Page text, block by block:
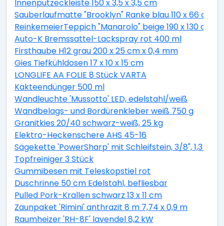
Innenputzeckleiste 150 x 3,5 x 3,5 cm
Sauberlaufmatte "Brooklyn" Ranke blau 110 x 66 cm
ReinkemeierTeppich "Manarolo" beige 190 x 130 cm
Auto-K Bremssattel-Lackspray rot 400 ml
Firsthaube H12 grau 200 x 25 cm x 0,4 mm
Gies Tiefkühldosen 17 x 10 x 15 cm
LONGLIFE AA FOLIE 8 Stück VARTA
Kakteendünger 500 ml
Wandleuchte 'Mussotto' LED, edelstahl/weiß
Wandbelags- und Bordürenkleber weiß 750 g
Granitkies 20/40 schwarz-weiß, 25 kg
Elektro-Heckenschere AHS 45-16
Sägekette 'PowerSharp' mit Schleifstein, 3/8", 1,3
Topfreiniger 3 Stück
Gummibesen mit Teleskopstiel rot
Duschrinne 50 cm Edelstahl, befliesbar
Pulled Pork-Krallen schwarz 13 x 11 cm
Zaunpaket 'Rimini' anthrazit 8 m 7,74 x 0,9 m
Raumheizer 'RH-8F' lavendel 8,2 kW